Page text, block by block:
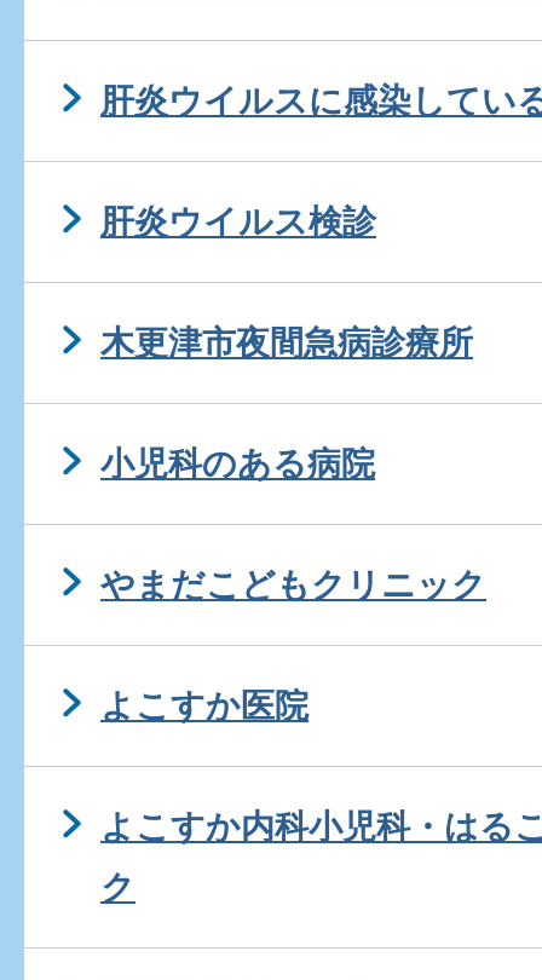
肝炎ウイルスに感染してい
肝炎ウイルス検診
木更津市夜間急病診療所
小児科のある病院
やまだこどもクリニック
よこすか医院
よこすか内科小児科・はる
ク